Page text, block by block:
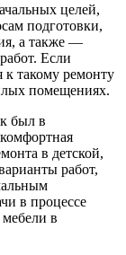
целей,
подготовки,
а также —
Если
к такому ремонту
помещениях.
был в
в детской,
работ,
в процессе
мебели в